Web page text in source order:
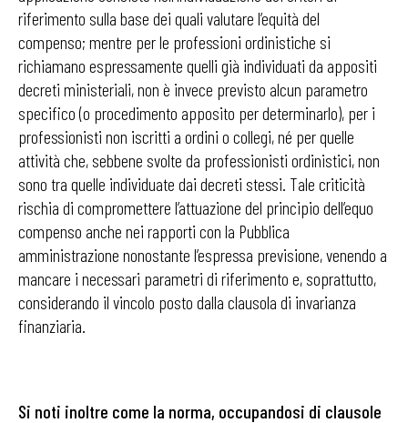
riferimento sulla base dei quali valutare l’equità del
compenso; mentre per le professioni ordinistiche si
richiamano espressamente quelli già individuati da appositi
decreti ministeriali, non è invece previsto alcun parametro
specifico (o procedimento apposito per determinarlo), per i
professionisti non iscritti a ordini o collegi, né per quelle
attività che, sebbene svolte da professionisti ordinistici, non
sono tra quelle individuate dai decreti stessi. Tale criticità
rischia di compromettere l’attuazione del principio dell’equo
compenso anche nei rapporti con la Pubblica
amministrazione nonostante l’espressa previsione, venendo a
mancare i necessari parametri di riferimento e, soprattutto,
considerando il vincolo posto dalla clausola di invarianza
finanziaria.
Si noti inoltre come la norma, occupandosi di clausole